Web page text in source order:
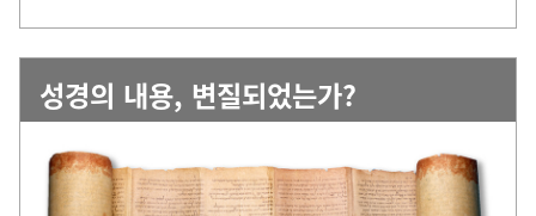
성경의 내용, 변질되었는가?